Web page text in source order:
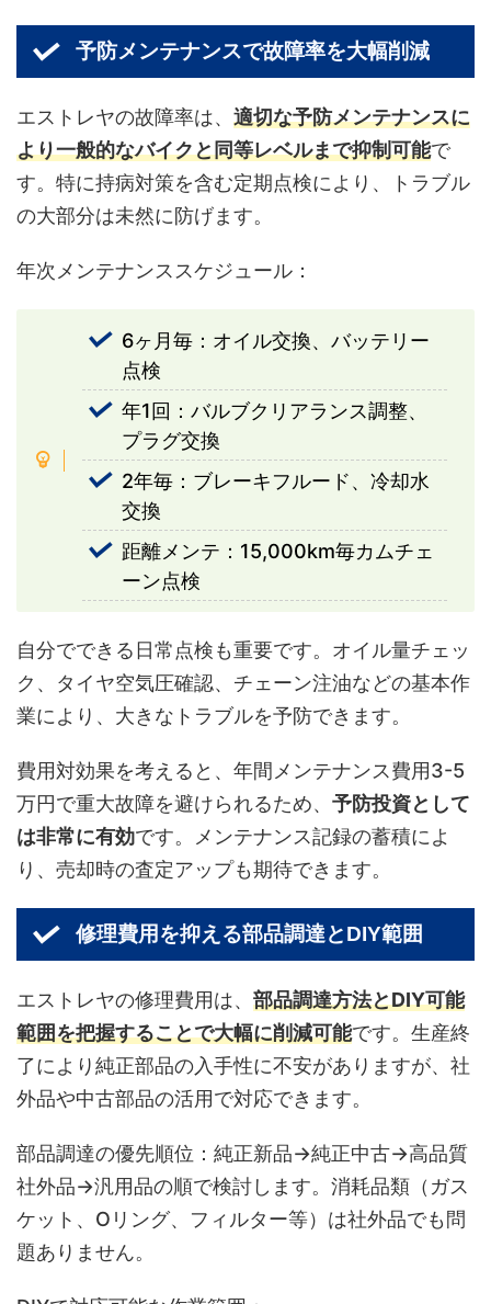
予防メンテナンスで故障率を大幅削減
エストレヤの故障率は、 適切な予防メンテナンスに
より一般的なバイクと同等レベルまで抑制可能で
す。特に持病対策を含む定期点検により、トラブル
の大部分は未然に防げます。
年次メンテナンススケジュール：
6ヶ月毎：オイル交換、バッテリー
点検
年1回：バルブクリアランス調整、
プラグ交換
2年毎：ブレーキフルード、冷却水
交換
距離メンテ：15,000km毎カムチェ
ーン点検
自分でできる日常点検も重要です。オイル量チェッ
ク、タイヤ空気圧確認、チェーン注油などの基本作
業により、大きなトラブルを予防できます。
費用対効果を考えると、年間メンテナンス費用3-5
万円で重大故障を避けられるため、 予防投資として
は非常に有効です。メンテナンス記録の蓄積によ
り、売却時の査定アップも期待できます。
修理費用を抑える部品調達とDIY範囲
エストレヤの修理費用は、 部品調達方法とDIY可能
範囲を把握することで大幅に削減可能です。生産終
了により純正部品の入手性に不安がありますが、社
外品や中古部品の活用で対応できます。
部品調達の優先順位：純正新品→純正中古→高品質
社外品→汎用品の順で検討します。消耗品類（ガス
ケット、Oリング、フィルター等）は社外品でも問
題ありません。